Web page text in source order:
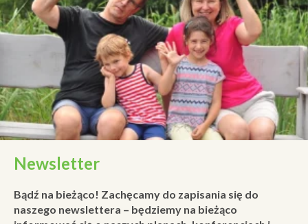
Newsletter
Bądź na bieżąco! Zachęcamy do zapisania się do
naszego newslettera – będziemy na bieżąco